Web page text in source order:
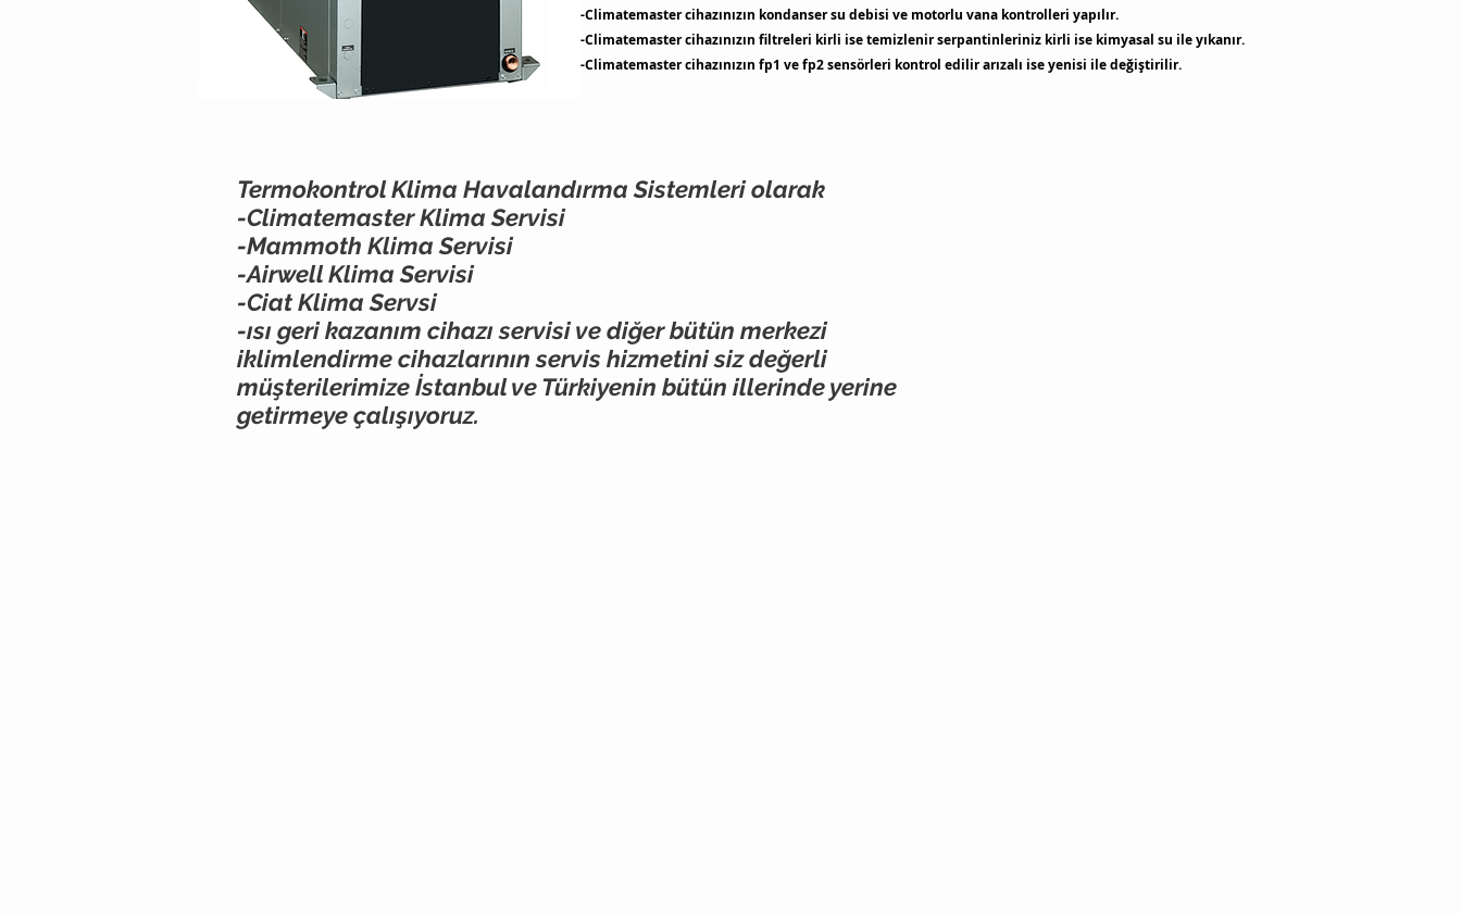
-Climatemaster cihazınızın kondanser su debisi ve motorlu vana kontrolleri yapılır.
-Climatemaster cihazınızın filtreleri kirli ise temizlenir serpantinleriniz kirli ise kimyasal su ile yıkanır.
-Climatemaster cihazınızın fp1 ve fp2 sensörleri kontrol edilir arızalı ise yenisi ile değiştirilir.
Termokontrol Klima Havalandırma Sistemleriolarak
-Climatemaster Klima Servisi
-Mammoth Klima Servisi
-Airwell Klima Servisi
-Ciat Klima Servsi
-ısı geri kazanım cihazı servisi ve diğer bütün merkezi
iklimlendirme cihazlarının servis hizmetini siz değerli
müşterilerimize İstanbul ve Türkiyenin bütün illerinde yerine
getirmeye çalışıyoruz.